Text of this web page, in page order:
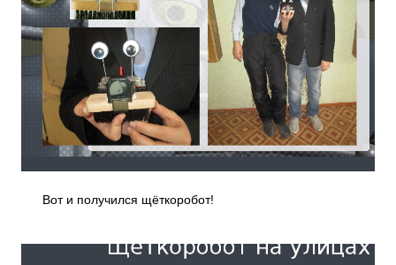
Вот и получился щёткоробот!